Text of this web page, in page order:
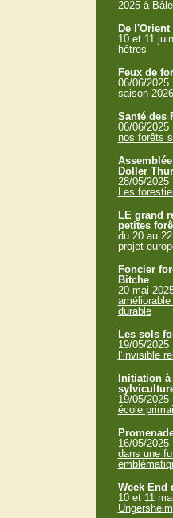
2025 à
De
10 et 11
hêtres
Feux de
06/06/2025
saison 2026
Santé des
06/06/2025
nos forêts
Doller
28/05/2025
Les
LE grand
petites
du 20 au
projet
Foncier
Bitche
20 mai
durable
Les sols
19/05/2025
l’invisible
Initiation
19/05/2025
école
16/05/2025
dans une
Week End
10 et 11
Ungersheim